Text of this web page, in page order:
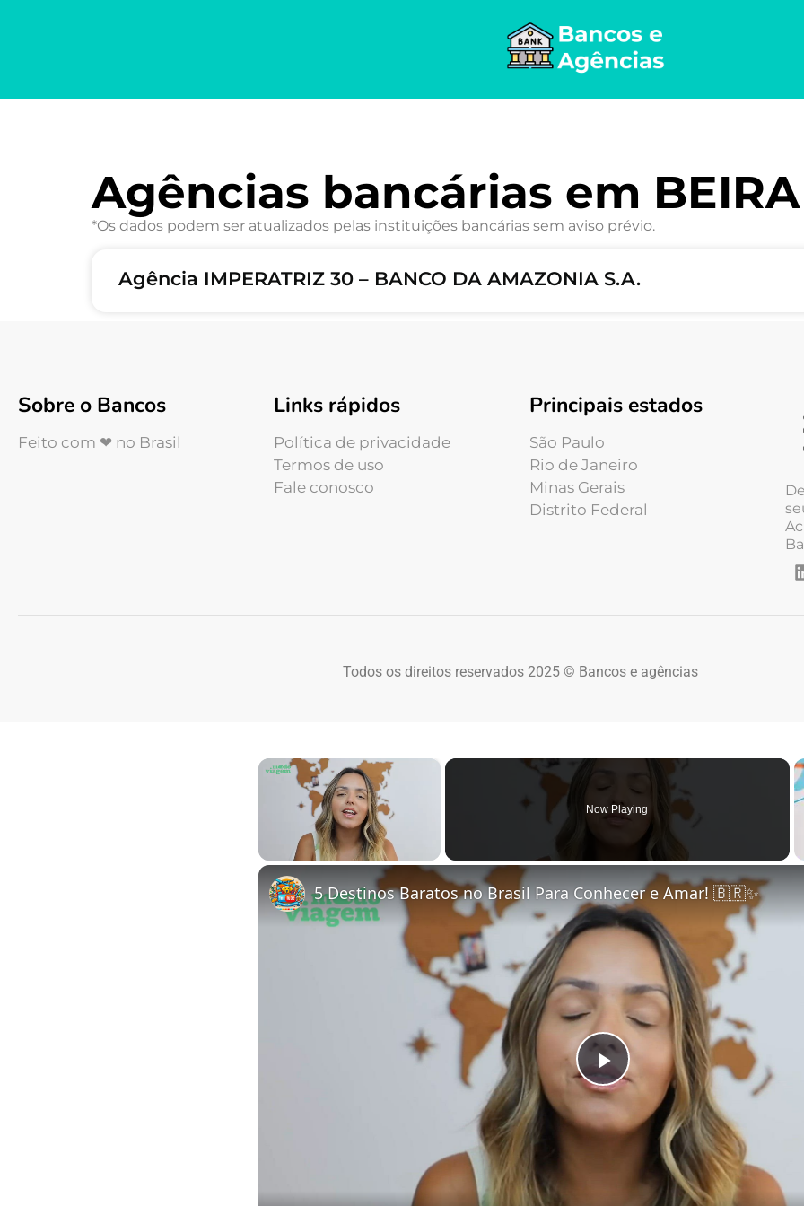
Agências bancárias em
*Os dados podem ser atualizados pelas instituições bancárias sem aviso prévio.
Agência IMPERATRIZ 30 – BANCO DA AMAZONIA S.A.
Sobre o Bancos
Feito com ❤ no Brasil
Links rápidos
Política de privacidade
Termos de uso
Fale conosco
Principais estados
São Paulo
Rio de Janeiro
Minas Gerais
Distrito Federal
Todos os direitos reservados 2025 © Bancos e agências
×
Now Playing
Play Video
5 Destinos Baratos no Brasil Para Conhecer e Amar! 🇧🇷✨